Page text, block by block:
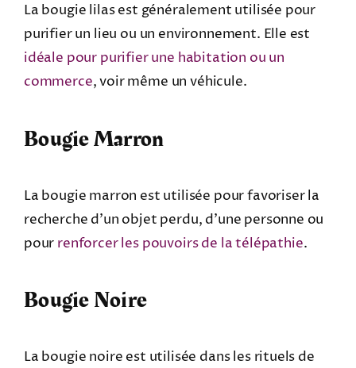
La bougie lilas est généralement utilisée pour
purifier un lieu ou un environnement. Elle est
idéale pour purifier une habitation ou un
commerce, voir même un véhicule.
Bougie Marron
La bougie marron est utilisée pour favoriser la
recherche d’un objet perdu, d’une personne ou
pour renforcer les pouvoirs de la télépathie.
Bougie Noire
La bougie noire est utilisée dans les rituels de